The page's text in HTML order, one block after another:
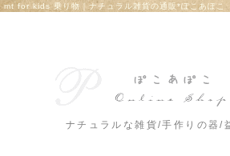
mt for kids 乗り物｜ナチュラル雑貨の通販*ぽこあぽこ
ナチュラルな雑貨/手作りの器/